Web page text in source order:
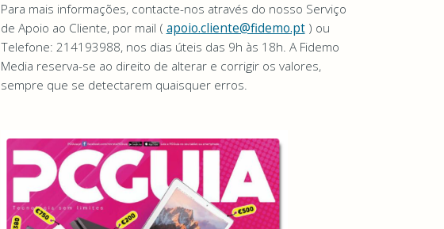
Para mais informações, contacte-nos através do nosso Serviço
de Apoio ao Cliente, por mail ( apoio.cliente@fidemo.pt) ou
Telefone: 214193988, nos dias úteis das 9h às 18h. A Fidemo
Media reserva-se ao direito de alterar e corrigir os valores,
sempre que se detectarem quaisquer erros.